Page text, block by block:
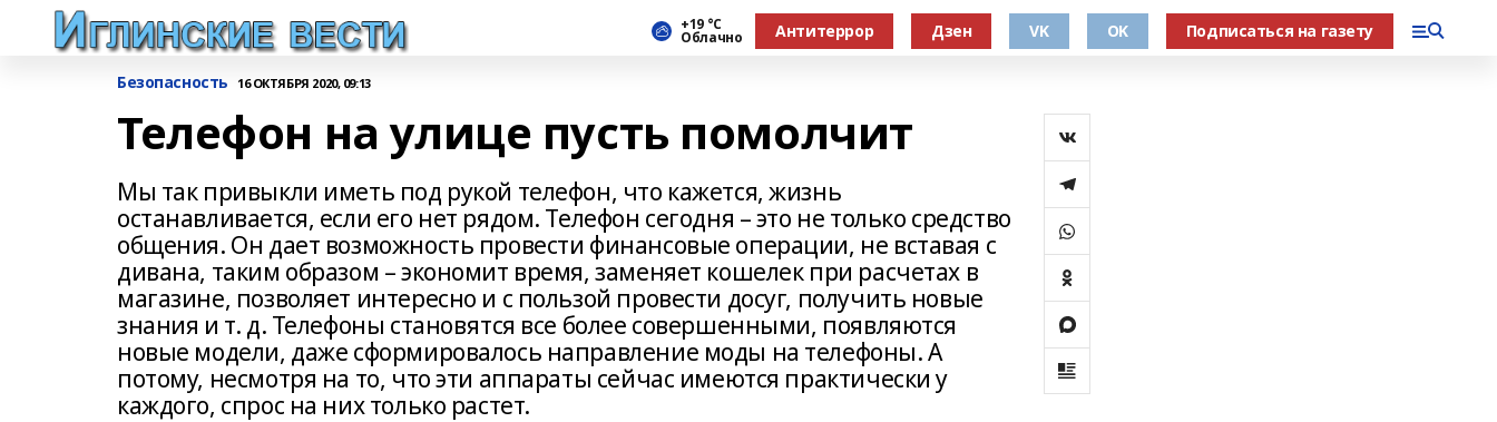
+19 °С
Облачно Антитеррор Дзен VK OK Подписаться на газету
Безопасность 16 ОКТЯБРЯ 2020, 09:13
Телефон на улице пусть помолчит
Мы так привыкли иметь под рукой телефон, что кажется, жизнь
останавливается, если его нет рядом. Телефон сегодня – это не только средство
общения. Он дает возможность провести финансовые операции, не вставая с
дивана, таким образом – экономит время, заменяет кошелек при расчетах в
магазине, позволяет интересно и с пользой провести досуг, получить новые
знания и т. д. Телефоны становятся все более совершенными, появляются
новые модели, даже сформировалось направление моды на телефоны. А
потому, несмотря на то, что эти аппараты сейчас имеются практически у
каждого, спрос на них только растет.